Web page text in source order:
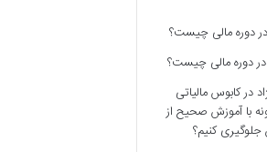
دردوره مالی چیست؟
دوره مالی چیست؟
درکابوس مالیاتی
با آموزش صحیح از
کنیم؟